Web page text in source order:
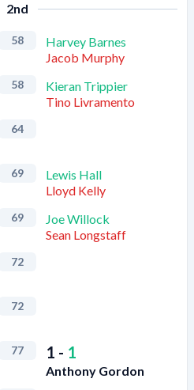
2nd
58
Harvey Barnes
Jacob Murphy
58
Kieran Trippier
Tino Livramento
64
69
Lewis Hall
Lloyd Kelly
69
Joe Willock
Sean Longstaff
72
72
77 1 - 1
Anthony Gordon